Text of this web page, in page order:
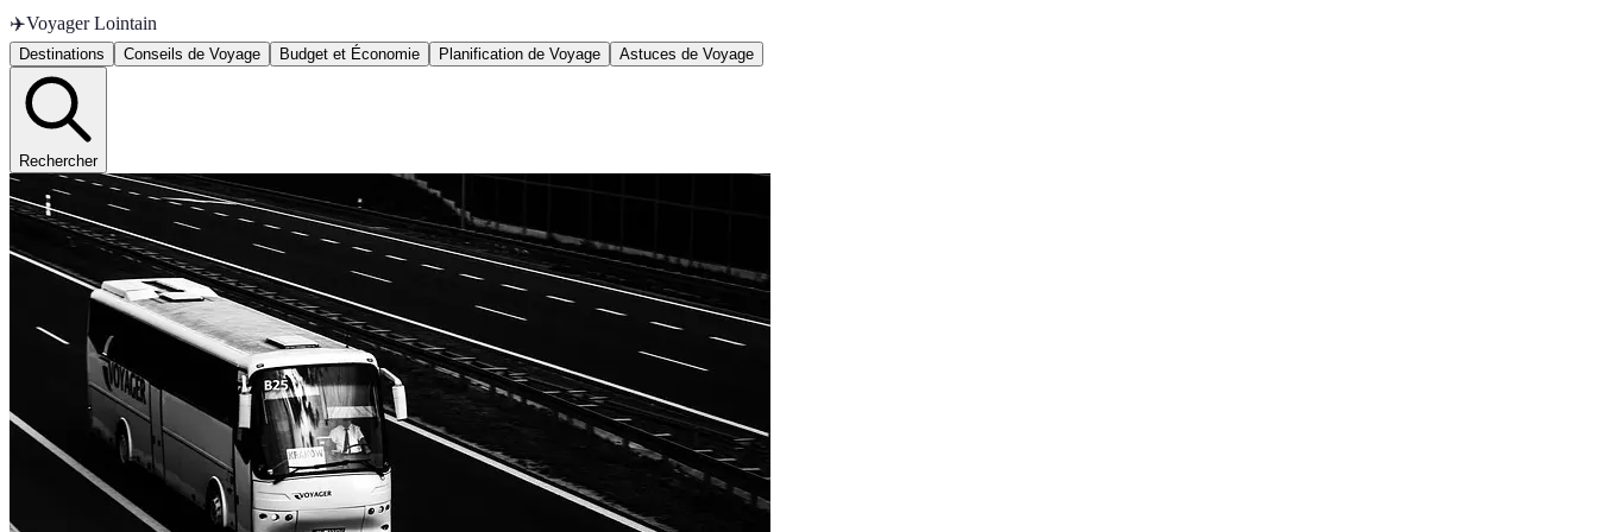
✈️Voyager Lointain
Destinations Conseils de Voyage Budget et Économie Planification de Voyage Astuces de Voyage
Rechercher